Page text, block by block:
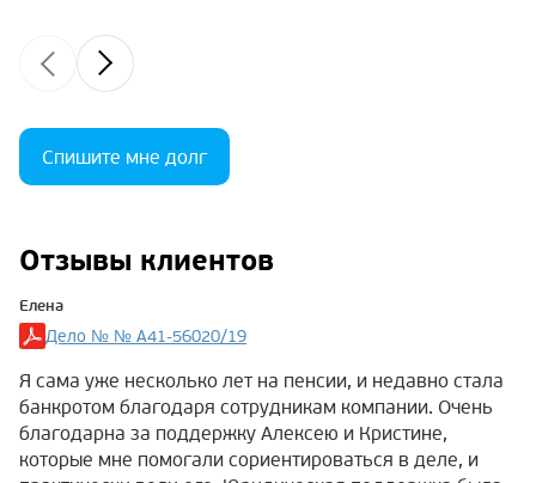
Спишите мне долг
Отзывы клиентов
Елена
Дело № № А41-56020/19
Я сама уже несколько лет на пенсии, и недавно стала
банкротом благодаря сотрудникам компании. Очень
благодарна за поддержку Алексею и Кристине,
которые мне помогали сориентироваться в деле, и